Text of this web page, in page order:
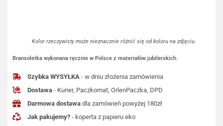
Kolor rzeczywisty może nieznacznie różnić się od koloru na zdjęciu.
Bransoletka wykonana ręcznie w Polsce z materiałów jubilerskich.
Szybka WYSYŁKA - w dniu złożenia zamówienia
Dostawa - Kurier, Paczkomat, OrlenPaczka, DPD
Darmowa dostawa dla zamówień powyżej 180zł
Jak pakujemy? - koperta z papieru eko